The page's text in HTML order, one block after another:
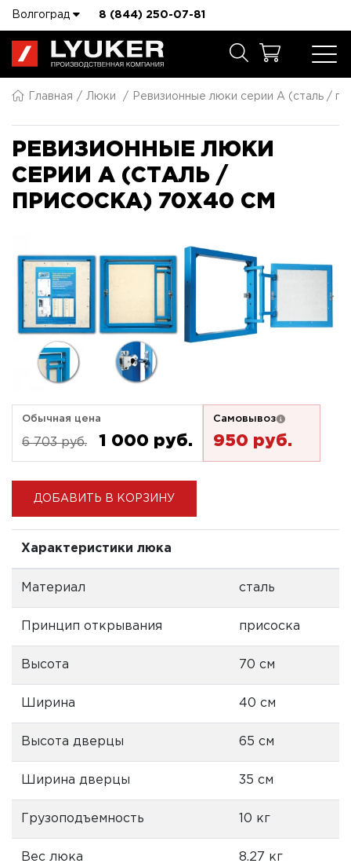
Волгоград 8 (844) 250-07-81
Главная Люки Ревизионные люки серии A (сталь /
РЕВИЗИОННЫЕ ЛЮКИ
СЕРИИ A (СТАЛЬ /
ПРИСОСКА) 70X40 СМ
Обычная цена
6 703 pуб. 1 000 pуб.
Самовывоз
950 pуб.
ДОБАВИТЬ В КОРЗИНУ
Характеристики люка
Материал сталь
Принцип открывания присоска
Высота 70 см
Ширина 40 см
Высота дверцы 65 см
Ширина дверцы 35 см
Грузоподъемность 10 кг
Вес люка 8.27 кг